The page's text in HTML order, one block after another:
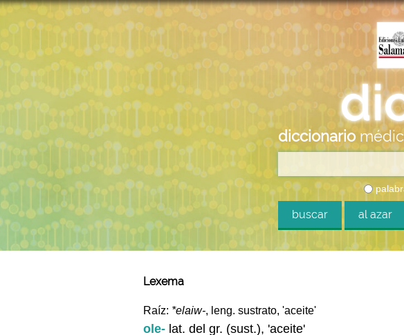
diccionario
buscar al azar
Lexema
Raíz: *elaiw-, leng. sustrato, 'aceite'
ole- lat. del gr. (sust.), 'aceite'